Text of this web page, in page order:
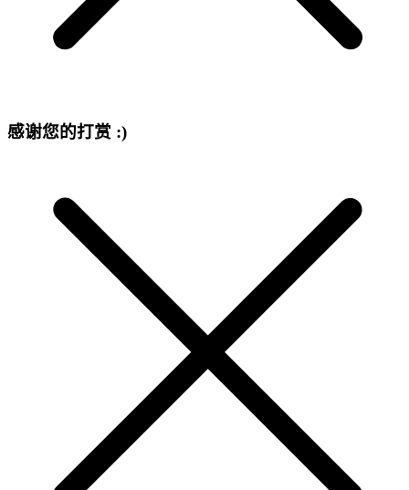
感谢您的打赏 :)